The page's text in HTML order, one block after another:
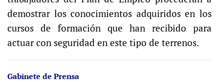
demostrar los conocimientos adquiridos en los
cursos de formación que han recibido para
actuar con seguridad en este tipo de terrenos.
Gabinete de Prensa